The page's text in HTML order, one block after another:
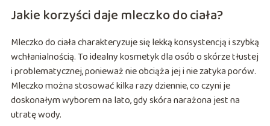
Jakie korzyści daje mleczko do ciała?
Mleczko do ciała charakteryzuje się lekką konsystencją i szybką
wchłanialnością. To idealny kosmetyk dla osób o skórze tłustej
i problematycznej, ponieważ nie obciąża jej i nie zatyka porów.
Mleczko można stosować kilka razy dziennie, co czyni je
doskonałym wyborem na lato, gdy skóra narażona jest na
utratę wody.